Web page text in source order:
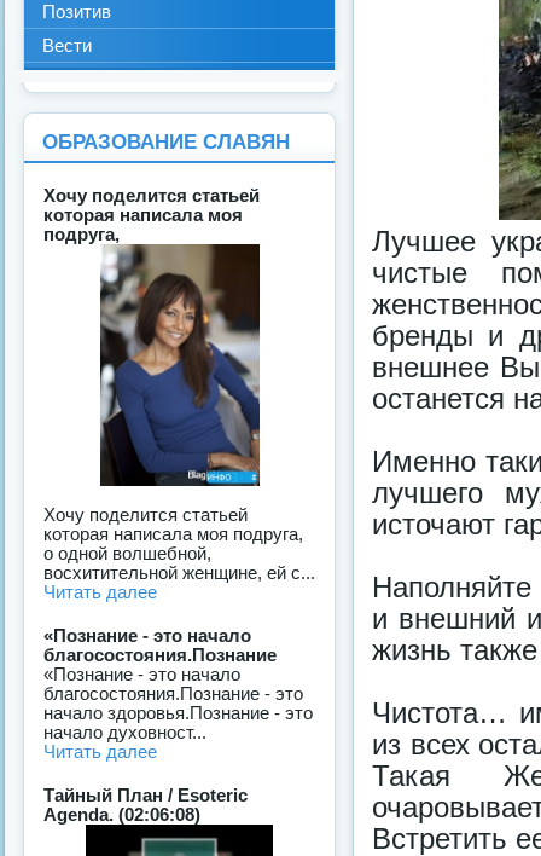
Лучшее
чистые
бренды и
внешнее Вы
останется
Именно
лучшего
источают
Наполняйте
и внешний
жизнь
Чистота…
из всех
Такая
Встретить
Позитив
Вести
ОБРАЗОВАНИЕ СЛАВЯН
Хочу поделится статьей
которая написала моя
подруга,
Хочу поделится статьей
которая написала моя подруга,
о одной волшебной,
восхитительной женщине, ей с...
Читать далее
«Познание - это начало
благосостояния.Познание
«Познание - это начало
благосостояния.Познание - это
начало здоровья.Познание - это
начало духовност...
Читать далее
Тайный План / Esoteric
Agenda. (02:06:08)